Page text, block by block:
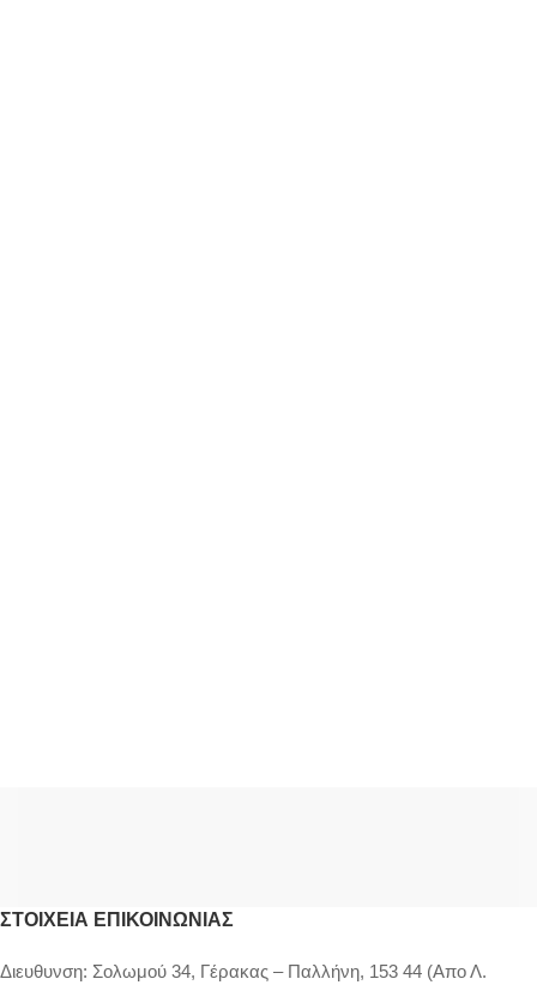
ΣΤΟΙΧΕΊΑ ΕΠΙΚΟΙΝΩΝΊΑΣ
Διευθυνση: Σολωμού 34, Γέρακας – Παλλήνη, 153 44 (Απο Λ.